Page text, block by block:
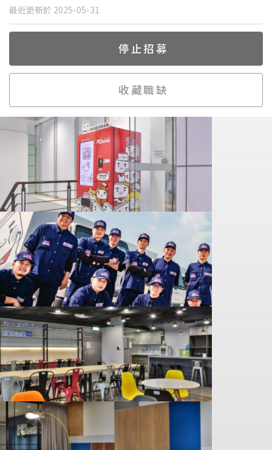
最近更新於 2025-05-31
停止招募
收藏職缺